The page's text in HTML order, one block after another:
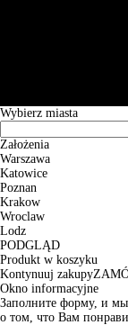
Wybierz miasta
Założenia
Warszawa
Katowice
Poznan
Krakow
Wroclaw
Lodz
PODGLĄD
Produkt w koszyku
Kontynuuj zakupy
Okno informacyjne
Заполните форму, и
о том, что Вам